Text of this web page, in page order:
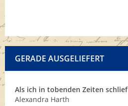
GERADE AUSGELIEFERT
Als ich in tobenden Zeiten schlief
Alexandra Harth